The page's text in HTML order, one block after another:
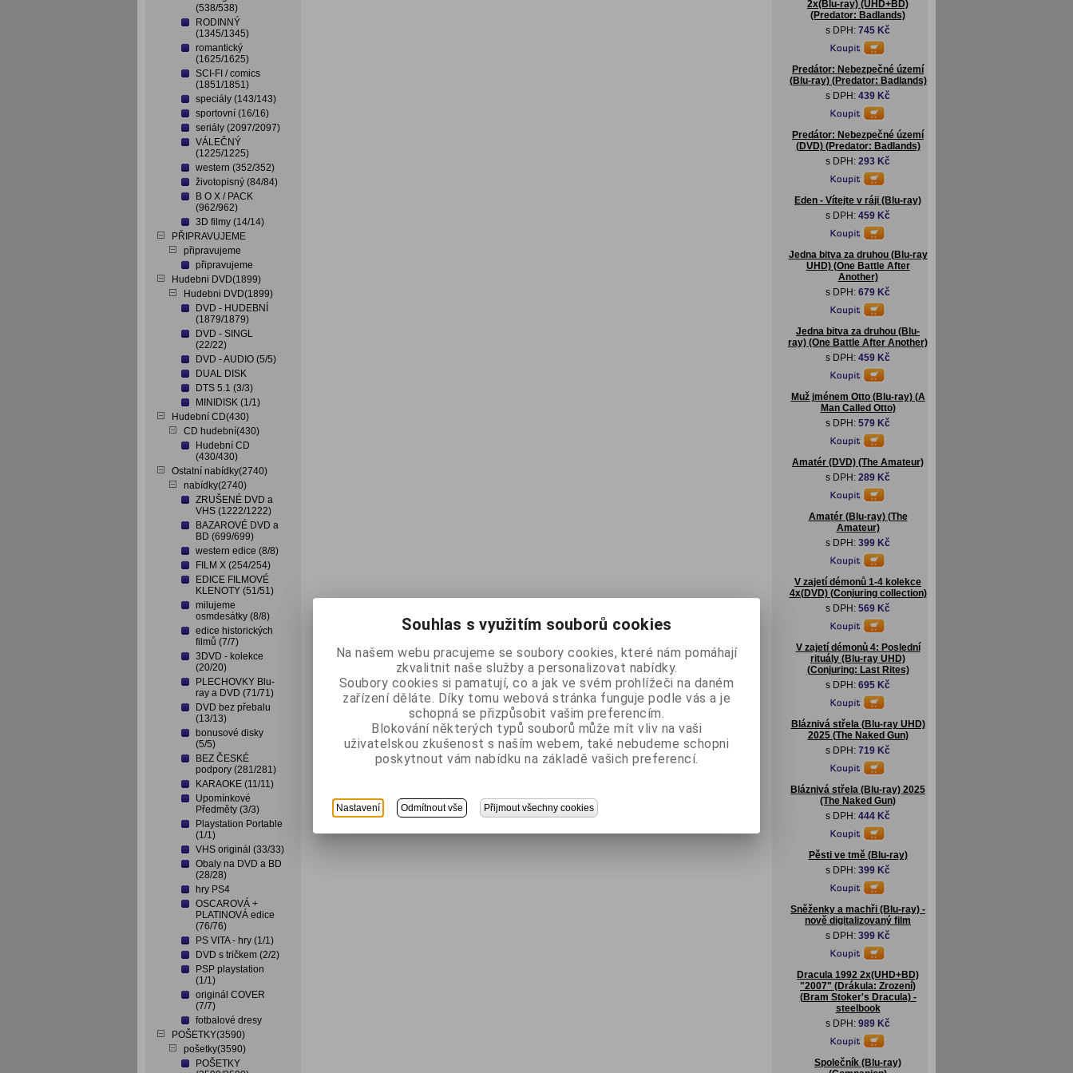
(538/538)
RODINNÝ
(1345/1345)
romantický
(1625/1625)
SCI-FI / comics
(1851/1851)
speciály (143/143)
sportovní (16/16)
seriály (2097/2097)
VÁLEČNÝ
(1225/1225)
western (352/352)
životopisný (84/84)
B O X / PACK
(962/962)
3D filmy (14/14)
PŘIPRAVUJEME
připravujeme
připravujeme
Hudebni DVD(1899)
Hudebni DVD(1899)
DVD - HUDEBNÍ
(1879/1879)
DVD - SINGL
(22/22)
DVD - AUDIO (5/5)
DUAL DISK
DTS 5.1 (3/3)
MINIDISK (1/1)
Hudební CD(430)
CD hudební(430)
Hudební CD
(430/430)
Ostatní nabídky(2740)
nabídky(2740)
ZRUŠENÉ DVD a
VHS (1222/1222)
BAZAROVÉ DVD a
BD (699/699)
western edice (8/8)
FILM X (254/254)
EDICE FILMOVÉ
KLENOTY (51/51)
milujeme
osmdesátky (8/8)
edice historických
filmů (7/7)
3DVD - kolekce
(20/20)
PLECHOVKY Blu-
ray a DVD (71/71)
DVD bez přebalu
(13/13)
bonusové disky
(5/5)
BEZ ČESKÉ
podpory (281/281)
KARAOKE (11/11)
Upomínkové
Předměty (3/3)
Playstation Portable
(1/1)
VHS originál (33/33)
Obaly na DVD a BD
(28/28)
hry PS4
OSCAROVÁ +
PLATINOVÁ edice
(76/76)
PS VITA - hry (1/1)
DVD s tričkem (2/2)
PSP playstation
(1/1)
originál COVER
(7/7)
fotbalové dresy
POŠETKY(3590)
pošetky(3590)
POŠETKY
2x(Blu-ray) (UHD+BD)
(Predator: Badlands)
s DPH: 745 Kč
Predátor: Nebezpečné území
(Blu-ray) (Predator: Badlands)
s DPH: 439 Kč
Predátor: Nebezpečné území
(DVD) (Predator: Badlands)
s DPH: 293 Kč
Eden - Vítejte v ráji (Blu-ray)
s DPH: 459 Kč
Jedna bitva za druhou (Blu-ray
UHD) (One Battle After
Another)
s DPH: 679 Kč
Jedna bitva za druhou (Blu-
ray) (One Battle After Another)
s DPH: 459 Kč
Muž jménem Otto (Blu-ray) (A
Man Called Otto)
s DPH: 579 Kč
Amatér (DVD) (The Amateur)
s DPH: 289 Kč
Amatér (Blu-ray) (The
Amateur)
s DPH: 399 Kč
V zajetí démonů 1-4 kolekce
4x(DVD) (Conjuring collection)
s DPH: 569 Kč
V zajetí démonů 4: Poslední
rituály (Blu-ray UHD)
(Conjuring: Last Rites)
s DPH: 695 Kč
Bláznivá střela (Blu-ray UHD)
2025 (The Naked Gun)
s DPH: 719 Kč
Bláznivá střela (Blu-ray) 2025
(The Naked Gun)
s DPH: 444 Kč
Pěsti ve tmě (Blu-ray)
s DPH: 399 Kč
Sněženky a machři (Blu-ray) -
nově digitalizovaný film
s DPH: 399 Kč
Dracula 1992 2x(UHD+BD)
"2007" (Drákula: Zrození)
(Bram Stoker's Dracula) -
steelbook
s DPH: 989 Kč
Společník (Blu-ray)
Souhlas s využitím souborů cookies
Na našem webu pracujeme se soubory cookies, které nám pomáhají
zkvalitnit naše služby a personalizovat nabídky.
Soubory cookies si pamatují, co a jak ve svém prohlížeči na daném
zařízení děláte. Díky tomu webová stránka funguje podle vás a je
schopná se přizpůsobit vašim preferencím.
Blokování některých typů souborů může mít vliv na vaši
uživatelskou zkušenost s naším webem, také nebudeme schopni
poskytnout vám nabídku na základě vašich preferencí.
Nastavení Odmítnout vše Přijmout všechny cookies